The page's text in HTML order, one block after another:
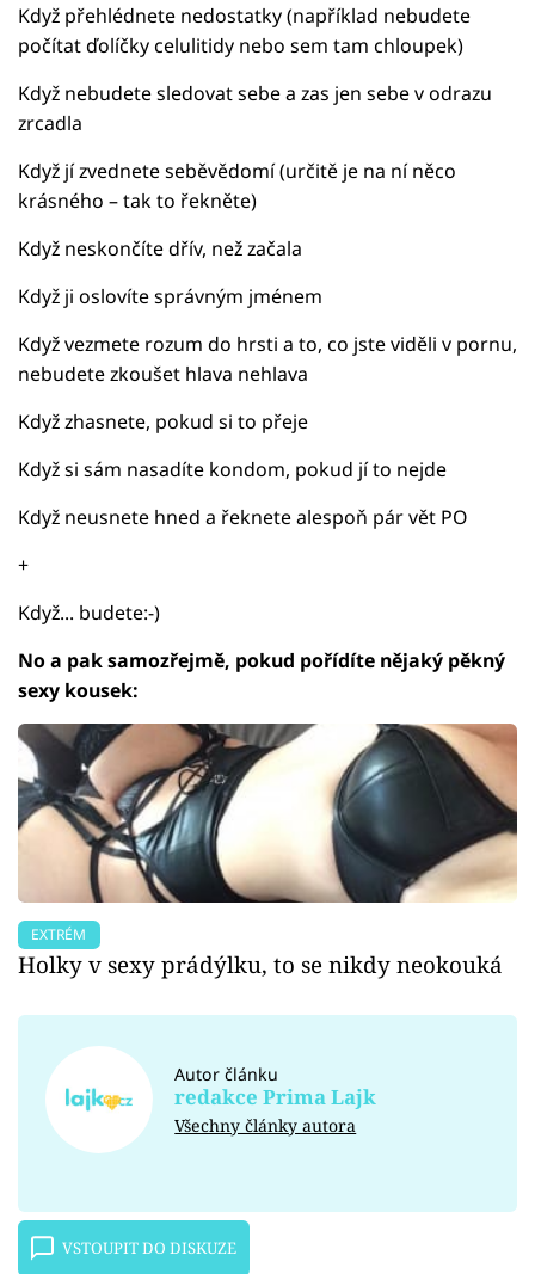
Když přehlédnete nedostatky (například nebudete
počítat ďolíčky celulitidy nebo sem tam chloupek)
Když nebudete sledovat sebe a zas jen sebe v odrazu
zrcadla
Když jí zvednete seběvědomí (určitě je na ní něco
krásného – tak to řekněte)
Když neskončíte dřív, než začala
Když ji oslovíte správným jménem
Když vezmete rozum do hrsti a to, co jste viděli v pornu,
nebudete zkoušet hlava nehlava
Když zhasnete, pokud si to přeje
Když si sám nasadíte kondom, pokud jí to nejde
Když neusnete hned a řeknete alespoň pár vět PO
+
Když... budete:-)
No a pak samozřejmě, pokud pořídíte nějaký pěkný
sexy kousek:
EXTRÉM
Holky v sexy prádýlku, to se nikdy neokouká
Autor článku
redakce Prima Lajk
Všechny články autora
VSTOUPIT DO DISKUZE